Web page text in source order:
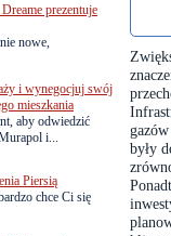
były
prezentuje
nowe,
i wynegocjuj swój
mieszkania
aby odwiedzić
i...
Piersią
chce Ci się